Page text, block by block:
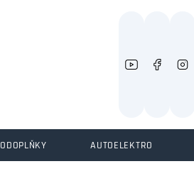
AUTOELEKTRO
vám pomoci něco najít?